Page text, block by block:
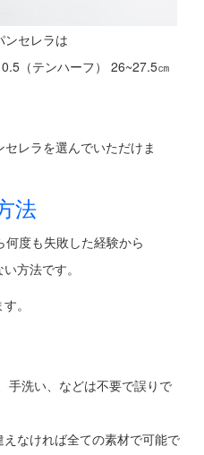
ンセレラは
（テンハーフ） 26~27.5㎝
レラを選んでいただけま
法
度も失敗した経験から
方法です。
。
洗い、などは不要で誤りで
なければ全ての素材で可能で